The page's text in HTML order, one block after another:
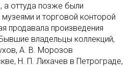
оттуда позже были
и торговой конторой
продавала произведения
владельцы коллекций,
А. В. Морозов
Н. П. Лихачев в Петрограде,